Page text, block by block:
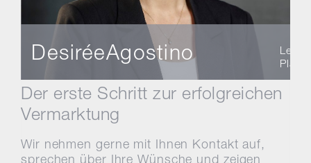
DesiréeAgostino
Der erste Schritt zur erfolgreichen
Vermarktung
Wir nehmen gerne mit Ihnen Kontakt auf,